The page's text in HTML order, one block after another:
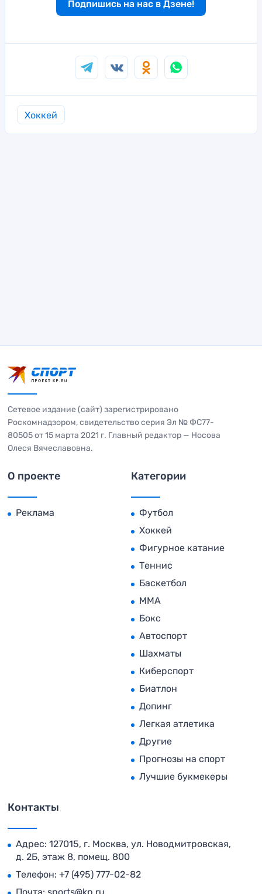
Подпишись на нас в Дзене!
Хоккей
Сетевое издание (сайт) зарегистрировано
Роскомнадзором, свидетельство серия Эл № ФС77-
80505 от 15 марта 2021 г. Главный редактор — Носова
Олеся Вячеславовна.
О проекте
Реклама
Категории
Футбол
Хоккей
Фигурное катание
Теннис
Баскетбол
MMA
Бокс
Автоспорт
Шахматы
Киберспорт
Биатлон
Допинг
Легкая атлетика
Другие
Прогнозы на спорт
Лучшие букмекеры
Контакты
Адрес: 127015, г. Москва, ул. Новодмитровская,
д. 2Б, этаж 8, помещ. 800
Телефон: +7 (495) 777-02-82